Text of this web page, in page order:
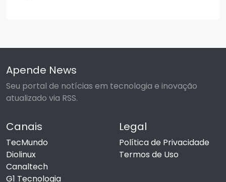
Apende News
Seu portal de notícias em tecnologia e inovação
atualizado via RSS.
Canais
TecMundo
Diolinux
Canaltech
G1 Tecnologia
Legal
Política de Privacidade
Termos de Uso